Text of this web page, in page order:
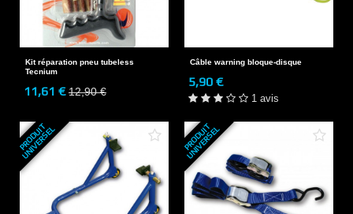
Kit réparation pneu tubeless
Tecnium
11,61 € 12,90 €
Câble warning bloque-disque
5,90 €
1 avis
P
R
O
D
U
I
T
U
N
I
V
E
R
S
E
L P
R
O
D
U
I
T
U
N
I
V
E
R
S
E
L